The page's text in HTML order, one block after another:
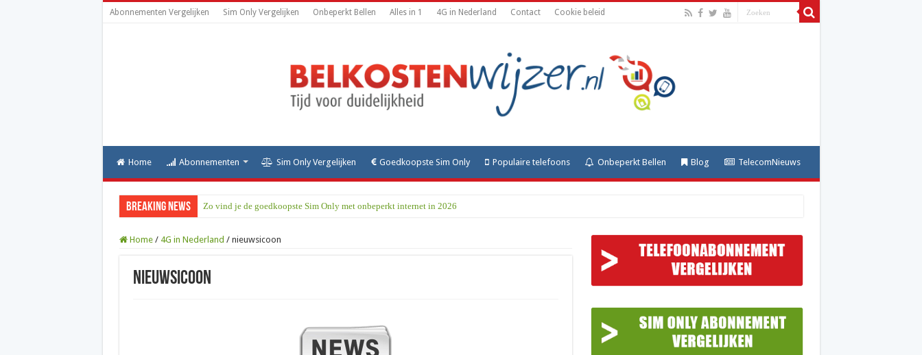
Abonnementen Vergelijken Sim Only Vergelijken Onbeperkt Bellen Alles in 1 4G in Nederland Contact Cookie beleid
Home Abonnementen Sim Only Vergelijken Goedkoopste Sim Only Populaire telefoons Onbeperkt Bellen Blog TelecomNieuws
Breaking News Zo vind je de goedkoopste Sim Only met onbeperkt internet in 2026
Home / 4G in Nederland / nieuwsicoon
nieuwsicoon